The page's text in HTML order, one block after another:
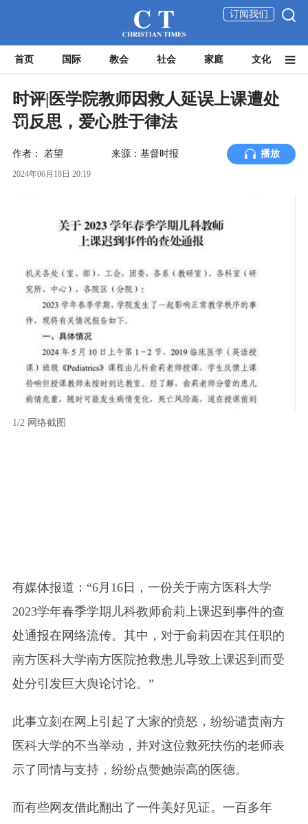
订阅我们
首页 国际 教会 社会 家庭 文化
时评|医学院教师因救人延误上课遭处
罚反思，爱心胜于律法
作者： 若望 来源：基督时报 播放
2024年06月18日 20:19
1/2网络截图
有媒体报道：“6月16日，一份关于南方医科大学
2023学年春季学期儿科教师俞莉上课迟到事件的查
处通报在网络流传。其中，对于俞莉因在其任职的
南方医科大学南方医院抢救患儿导致上课迟到而受
处分引发巨大舆论讨论。”
此事立刻在网上引起了大家的愤怒，纷纷谴责南方
医科大学的不当举动，并对这位救死扶伤的老师表
示了同情与支持，纷纷点赞她崇高的医德。
而有些网友借此翻出了一件美好见证。一百多年